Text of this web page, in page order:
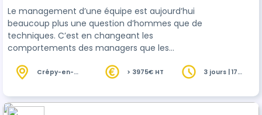
Le management d’une équipe est aujourd’hui
beaucoup plus une question d’hommes que de
techniques. C’est en changeant les
comportements des managers que les
leurs équipes. Un bon manager doit impliquer,
une communication efficace. Il doit être capable
de faire passer des messages et des décisions
Crépy-en-
> 3975€ HT
3 jours | 17